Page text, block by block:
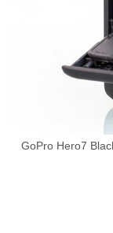
GoPro Hero7